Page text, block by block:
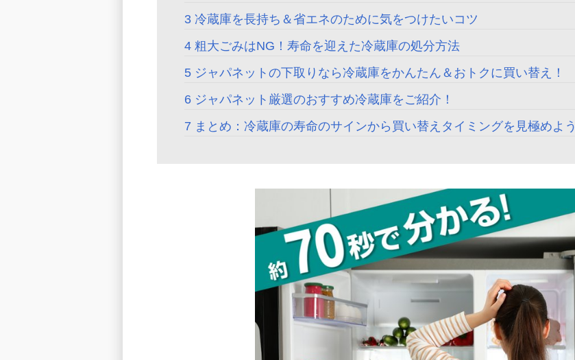
冷蔵庫を長持ち＆省エネのために気をつけたいコツ
粗大ごみはNG！寿命を迎えた冷蔵庫の処分方法
ジャパネットの下取りなら冷蔵庫をかんたん＆おトクに買い替え！
ジャパネット厳選のおすすめ冷蔵庫をご紹介！
まとめ：冷蔵庫の寿命のサインから買い替えタイミングを見極めよう